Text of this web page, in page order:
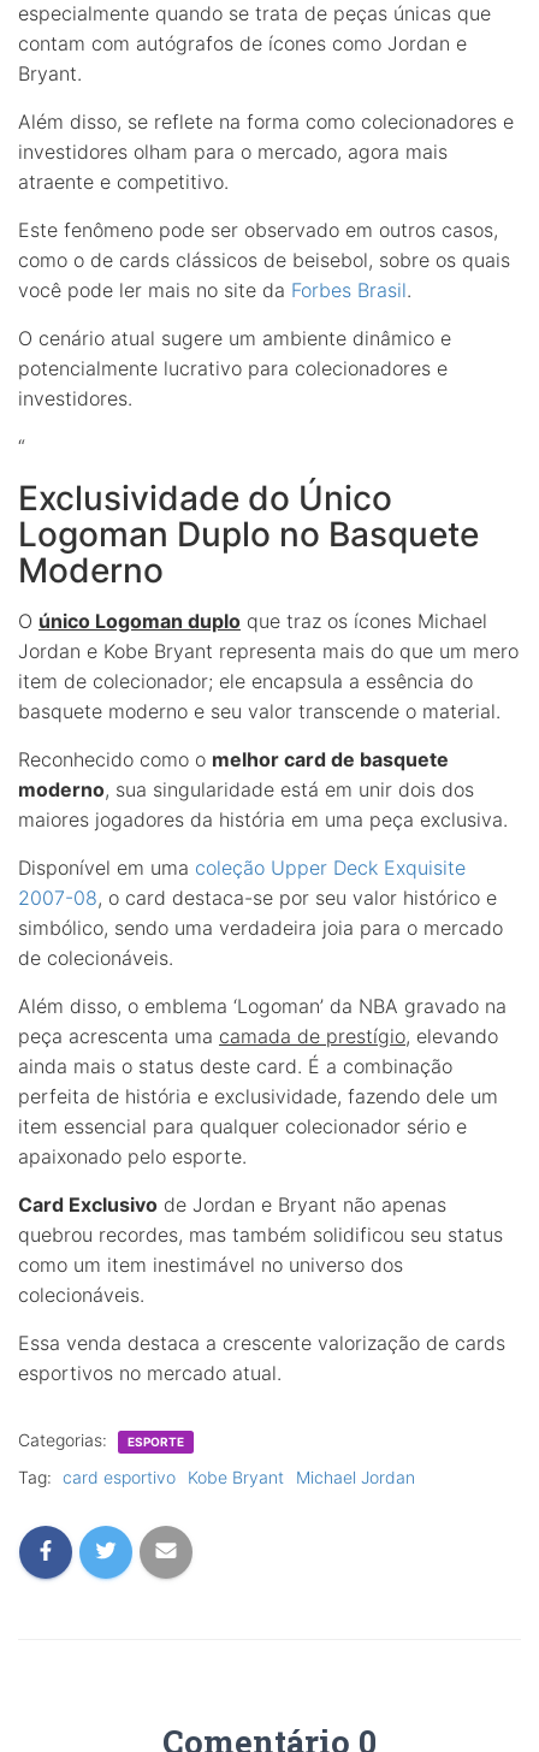
especialmente quando se trata de peças únicas que
contam com autógrafos de ícones como Jordan e
Bryant.
Além disso, se reflete na forma como colecionadores e
investidores olham para o mercado, agora mais
atraente e competitivo.
Este fenômeno pode ser observado em outros casos,
como o de cards clássicos de beisebol, sobre os quais
você pode ler mais no site da Forbes Brasil.
O cenário atual sugere um ambiente dinâmico e
potencialmente lucrativo para colecionadores e
investidores.
“
Exclusividade do Único
Logoman Duplo no Basquete
Moderno
O único Logoman duplo que traz os ícones Michael
Jordan e Kobe Bryant representa mais do que um mero
item de colecionador; ele encapsula a essência do
basquete moderno e seu valor transcende o material.
Reconhecido como o melhor card de basquete
moderno, sua singularidade está em unir dois dos
maiores jogadores da história em uma peça exclusiva.
Disponível em uma coleção Upper Deck Exquisite
2007-08, o card destaca-se por seu valor histórico e
simbólico, sendo uma verdadeira joia para o mercado
de colecionáveis.
Além disso, o emblema ‘Logoman’ da NBA gravado na
peça acrescenta uma camada de prestígio, elevando
ainda mais o status deste card. É a combinação
perfeita de história e exclusividade, fazendo dele um
item essencial para qualquer colecionador sério e
apaixonado pelo esporte.
Card Exclusivo de Jordan e Bryant não apenas
quebrou recordes, mas também solidificou seu status
como um item inestimável no universo dos
colecionáveis.
Essa venda destaca a crescente valorização de cards
esportivos no mercado atual.
Categorias: ESPORTE
Tag: card esportivo Kobe Bryant Michael Jordan
Comentário 0